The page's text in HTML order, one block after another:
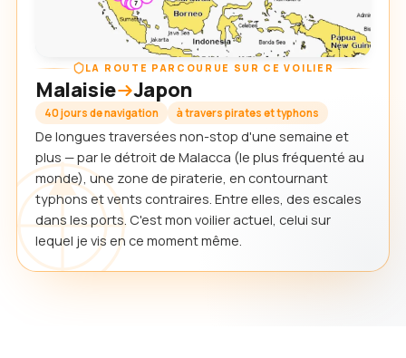
LA ROUTE PARCOURUE SUR CE VOILIER
Malaisie Japon
40 jours de navigation à travers pirates et typhons
De longues traversées non-stop d'une semaine et
plus — par le détroit de Malacca (le plus fréquenté au
monde), une zone de piraterie, en contournant
typhons et vents contraires. Entre elles, des escales
dans les ports. C'est mon voilier actuel, celui sur
lequel je vis en ce moment même.